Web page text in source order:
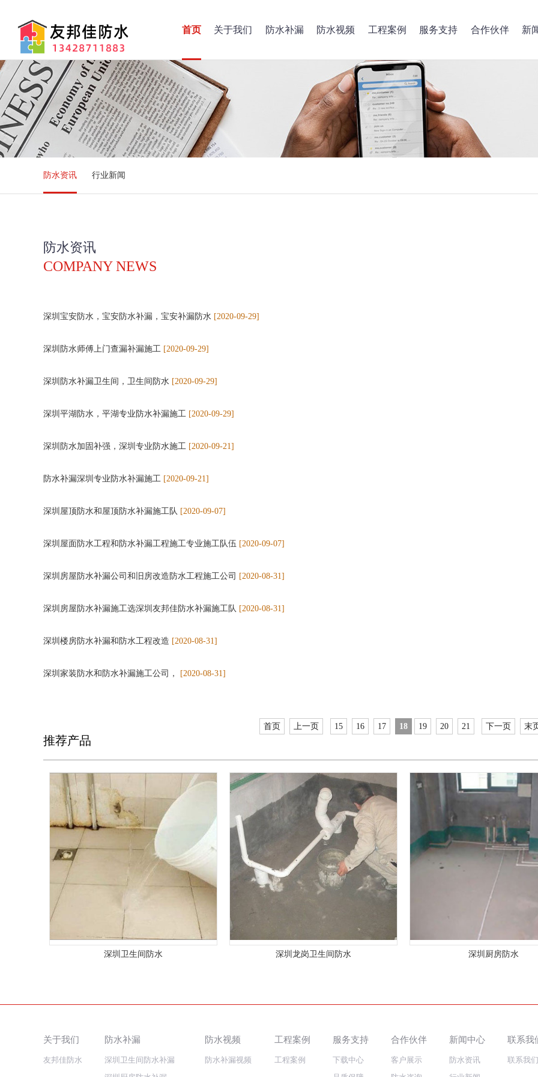
首页 关于我们 防水补漏 防水视频 工程案例 服务支持 合作伙伴 新
防水资讯 行业新闻
防水资讯
COMPANY NEWS
深圳宝安防水，宝安防水补漏，宝安补漏防水 [2020-09-29]
深圳防水师傅上门查漏补漏施工 [2020-09-29]
深圳防水补漏卫生间，卫生间防水 [2020-09-29]
深圳平湖防水，平湖专业防水补漏施工 [2020-09-29]
深圳防水加固补强，深圳专业防水施工 [2020-09-21]
防水补漏深圳专业防水补漏施工 [2020-09-21]
深圳屋顶防水和屋顶防水补漏施工队 [2020-09-07]
深圳屋面防水工程和防水补漏工程施工专业施工队伍 [2020-09-07]
深圳房屋防水补漏公司和旧房改造防水工程施工公司 [2020-08-31]
深圳房屋防水补漏施工选深圳友邦佳防水补漏施工队 [2020-08-31]
深圳楼房防水补漏和防水工程改造 [2020-08-31]
深圳家装防水和防水补漏施工公司， [2020-08-31]
首页 上一页 15 16 17 18 19 20 21 下一页 末
推荐产品
深圳卫生间防水 深圳龙岗卫生间防水 深圳厨房防水
关于我们
友邦佳防水
防水补漏
深圳卫生间防水补漏
防水视频
防水补漏视频
工程案例
工程案例
服务支持
下载中心
合作伙伴
客户展示
新闻中心
防水资讯
联系我
联系我